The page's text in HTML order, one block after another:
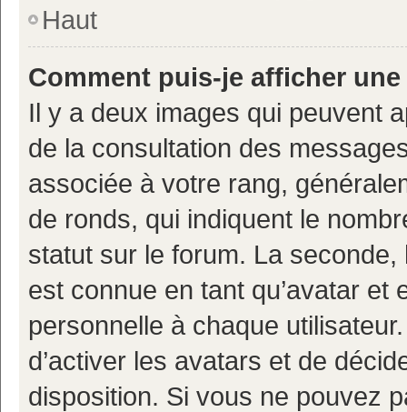
Haut
Comment puis-je afficher
Il y a deux images qui peuvent
de la consultation des
associée à votre rang,
de ronds, qui indiquent le
statut sur le forum. La
est connue en tant qu’avatar et
personnelle à chaque
d’activer les avatars et de
disposition. Si vous ne pouvez